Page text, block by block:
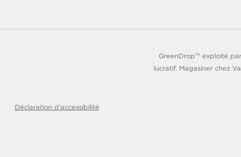
GreenDropTM
exploité
lucratif. Magasiner chez
Déclaration d'accessibilité